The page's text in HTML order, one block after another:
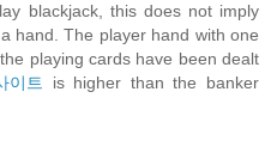
blackjack, this does not imply
hand. The player hand with one
playing cards have been dealt
이트
is higher than the banker